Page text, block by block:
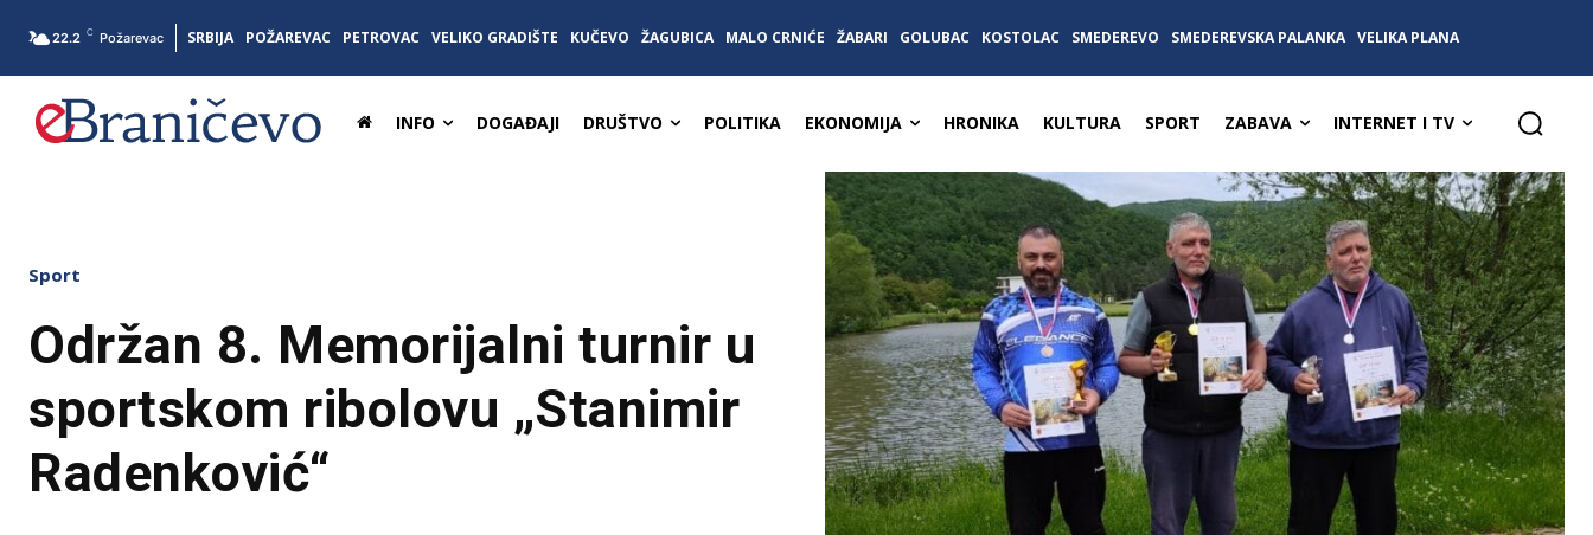
22.2 C Požarevac SRBIJA POŽAREVAC PETROVAC VELIKO GRADIŠTE KUČEVO ŽAGUBICA MALO CRNIĆE ŽABARI GOLUBAC KOSTOLAC SMEDEREVO SMEDEREVSKA PALANKA VELIKA PLANA
INFO DOGAĐAJI DRUŠTVO POLITIKA EKONOMIJA HRONIKA KULTURA SPORT ZABAVA INTERNET I TV
Sport
Održan 8. Memorijalni turnir u
sportskom ribolovu „Stanimir
Radenković“